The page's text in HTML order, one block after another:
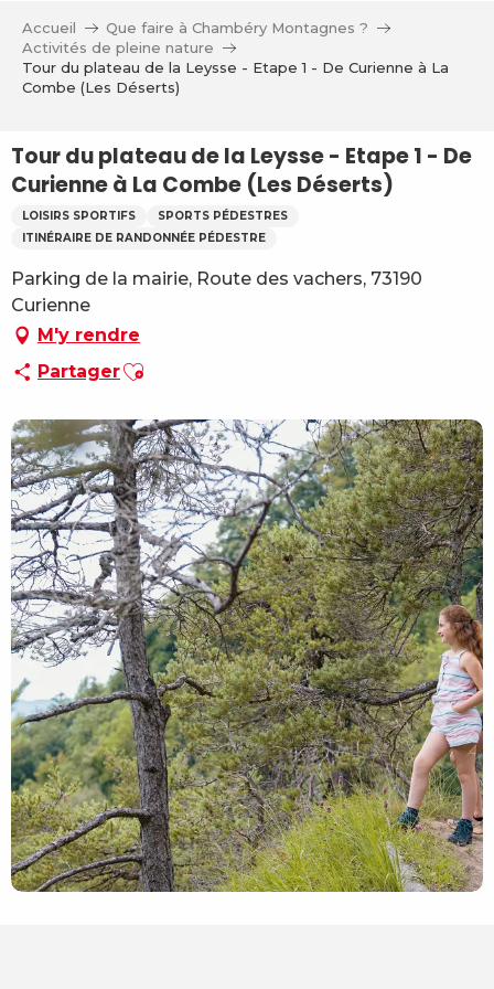
contenu
principal
Accueil
Que faire à Chambéry Montagnes ?
Activités de pleine nature
Tour du plateau de la Leysse - Etape 1 - De Curienne à La
Combe (Les Déserts)
Tour du plateau de la Leysse - Etape 1 - De
Curienne à La Combe (Les Déserts)
LOISIRS SPORTIFS
SPORTS PÉDESTRES
ITINÉRAIRE DE RANDONNÉE PÉDESTRE
Parking de la mairie, Route des vachers, 73190
Curienne
M'y rendre
PartagerAjouter aux favoris